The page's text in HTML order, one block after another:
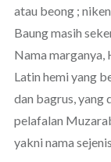
atau beong ;
Baung masih
Nama marganya,
Latin hemi yang
dan bagrus, yang
pelafalan
yakni nama